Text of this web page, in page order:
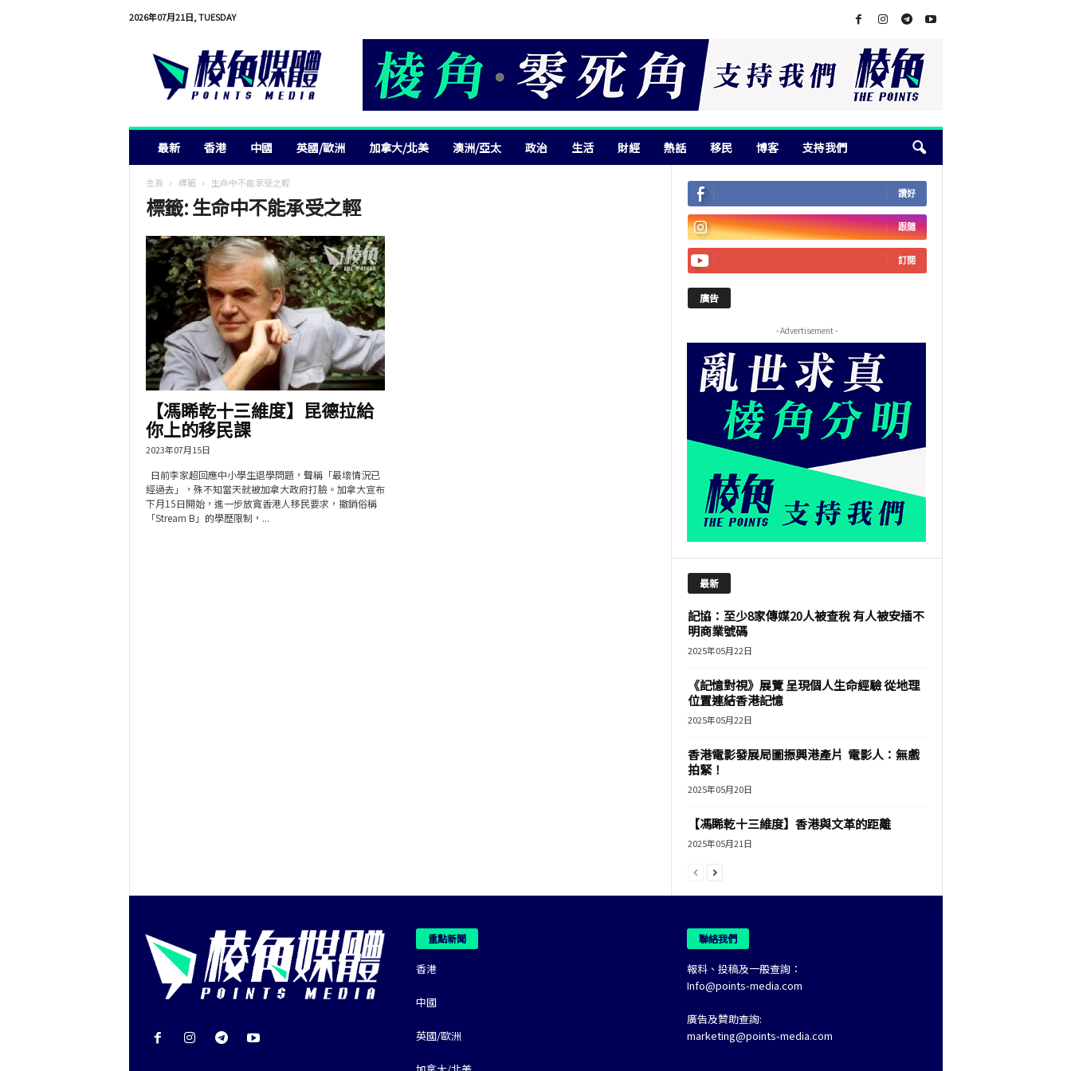
2026年07月21日, TUESDAY
最新 香港 中國 英國/歐洲 加拿大/北美 澳洲/亞太 政治 生活 財經 熱話 移民 博客 支持我們
主頁 標籤 生命中不能承受之輕
標籤: 生命中不能承受之輕
【馮睎乾十三維度】昆德拉給
你上的移民課
2023年07月15日
日前李家超回應中小學生退學問題，聲稱「最壞情況已
經過去」，殊不知當天就被加拿大政府打臉。加拿大宣布
下月15日開始，進一步放寬香港人移民要求，撤銷俗稱
「Stream B」的學歷限制，...
讚好
跟隨
訂閱
廣告
- Advertisement -
最新
記協：至少8家傳媒20人被查稅 有人被安插不
明商業號碼
2025年05月22日
《記憶對視》展覽 呈現個人生命經驗 從地理
位置連結香港記憶
2025年05月22日
香港電影發展局圖振興港產片 電影人：無戲
拍緊！
2025年05月20日
【馮睎乾十三維度】香港與文革的距離
2025年05月21日
重點新聞
香港
中國
英國/歐洲
聯絡我們
報料、投稿及一般查詢：
Info@points-media.com
廣告及贊助查詢:
marketing@points-media.com